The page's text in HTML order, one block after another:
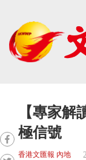
【專家解
極信號
香港文匯報 內地